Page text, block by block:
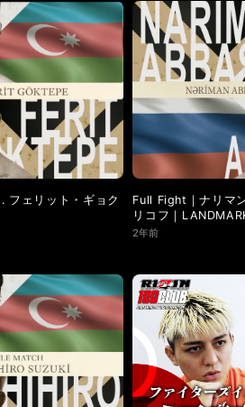
フェリット・ギョク
Full Fight｜ナリマ
リコフ｜
2年前